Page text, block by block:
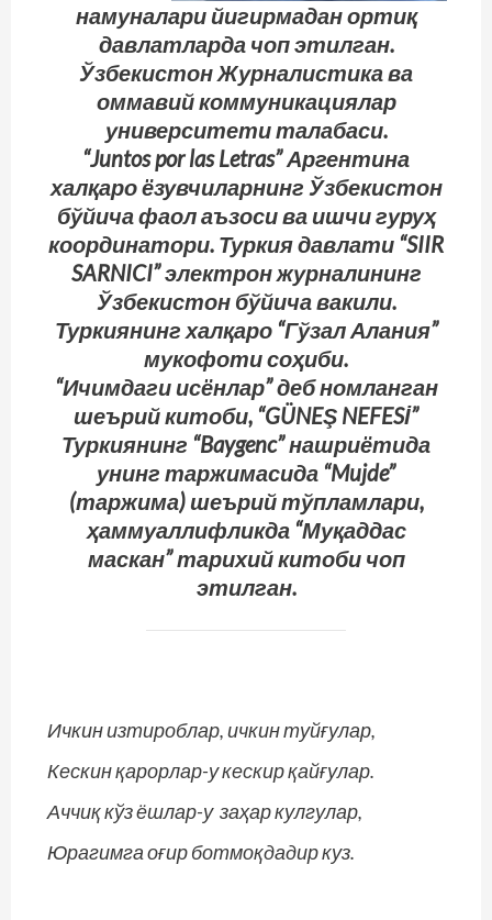
намуналари йигирмадан ортиқ
давлатларда чоп этилган.
Ўзбекистон Журналистика ва
оммавий коммуникациялар
университети талабаси.
“Juntos por las Letras” Аргентина
халқаро ёзувчиларнинг Ўзбекистон
бўйича фаол аъзоси ва ишчи гуруҳ
координатори. Туркия давлати “SIIR
SARNICI” электрон журналининг
Ўзбекистон бўйича вакили.
Туркиянинг халқаро “Гўзал Алания”
мукофоти соҳиби.
“Ичимдаги исёнлар” деб номланган
шеърий китоби, “GÜNEŞ NEFESİ”
Туркиянинг “Baygenc” нашриётида
унинг таржимасида “Mujde”
(таржима) шеърий тўпламлари,
ҳаммуаллифликда “Муқаддас
маскан” тарихий китоби чоп
этилган.
Ичкин изтироблар, ичкин туйғулар,
Кескин қарорлар-у кескир қайғулар.
Аччиқ кўз ёшлар-у заҳар кулгулар,
Юрагимга оғир ботмоқдадир куз.